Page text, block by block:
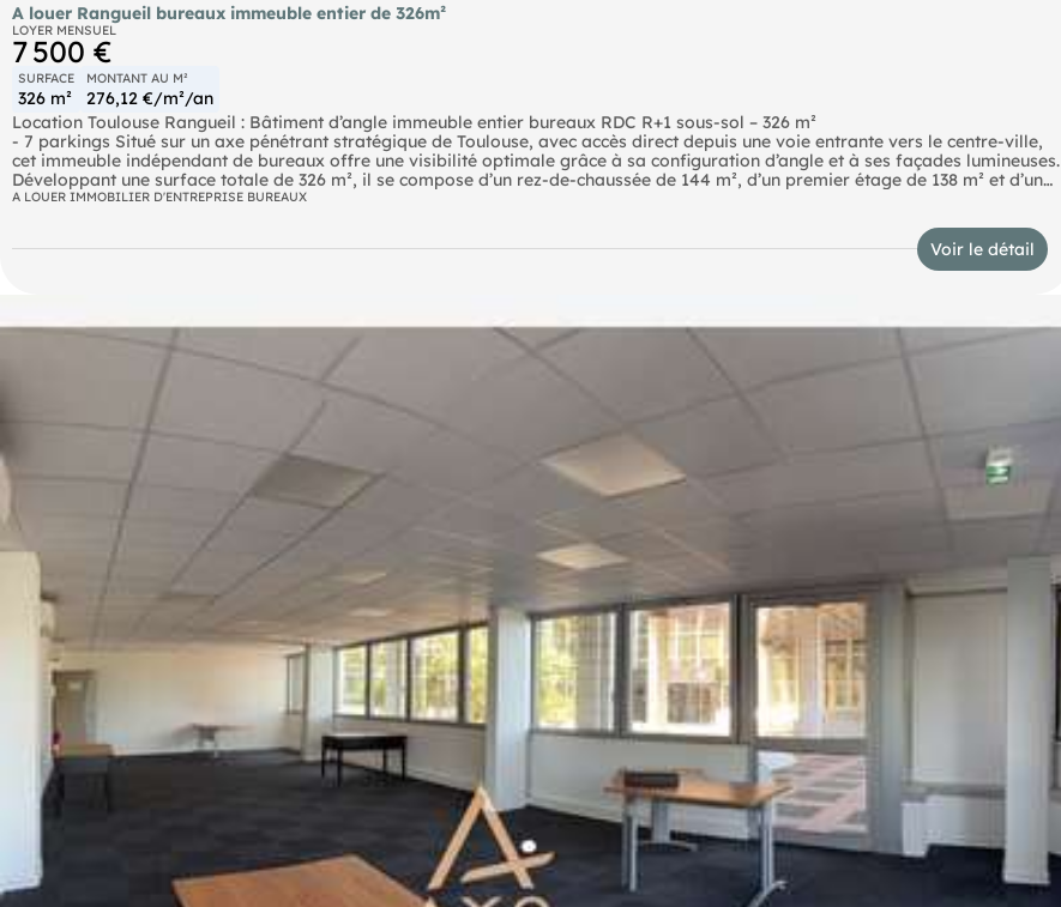
A louer Rangueil bureaux immeuble entier de 326m²
LOYER MENSUEL
7 500 €
SURFACE
326 m²
MONTANT AU M²
276,12 €/m²/an
Location Toulouse Rangueil : Bâtiment d’angle immeuble entier bureaux RDC R+1 sous-sol – 326 m²
- 7 parkings Situé sur un axe pénétrant stratégique de Toulouse, avec accès direct depuis une voie entrante vers le centre-ville,
cet immeuble indépendant de bureaux offre une visibilité optimale grâce à sa configuration d’angle et à ses façades lumineuses.
Développant une surface totale de 326 m², il se compose d’un rez-de-chaussée de 144 m², d’un premier étage de 138 m² et d’un
sous-sol de 44 m². Les espaces bénéficient d’une luminosité naturelle importante et d’une climatisation, garantissant un confort
si nécessaire, deux accès distincts pour une organisation modulable des activités. En bon état général, il est proposé à la
location sans reprise, au loyer mensuel de 7 500 € HT, avec des charges de 900 € HT. Bureaux disponibles 010726 Pour toute
présentation détaillée et organisation de visite, contactez notre cabinet afin d’étudier ensemble le potentiel de cette
A LOUER IMMOBILIER D'ENTREPRISE BUREAUX
Voir le détail